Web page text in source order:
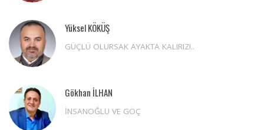
Yüksel KÖKÜŞ
GÜÇLÜ OLURSAK AYAKTA KALIRIZ!..
Gökhan İLHAN
İNSANOĞLU VE GÖÇ